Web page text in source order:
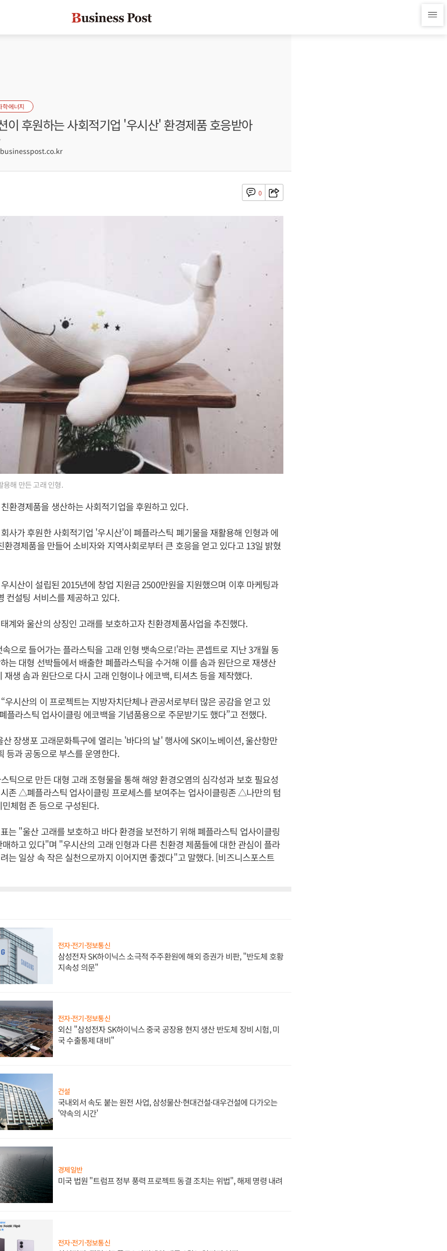
학·에너지
이 후원하는 사회적기업 '우시산' 환경제품 호응받아
0
해 만든 고래 인형.
환경제품을 생산하는 사회적기업을 후원하고 있다.
사가 후원한 사회적기업 '우시산'이 폐플라스틱 폐기물을 재활용해 인형과 에
환경제품을 만들어 소비자와 지역사회로부터 큰 호응을 얻고 있다고 13일 밝혔
시산이 설립된 2015년에 창업 지원금 2500만원을 지원했으며 이후 마케팅과
컨설팅 서비스를 제공하고 있다.
계와 울산의 상징인 고래를 보호하고자 친환경제품사업을 추진했다.
으로 들어가는 플라스틱을 고래 인형 뱃속으로!'라는 콘셉트로 지난 3개월 동
는 대형 선박들에서 배출한 폐플라스틱을 수거해 이를 솜과 원단으로 재생산
재생 솜과 원단으로 다시 고래 인형이나 에코백, 티셔츠 등을 제작했다.
우시산의 이 프로젝트는 지방자치단체나 관공서로부터 많은 공감을 얻고 있
플라스틱 업사이클링 에코백을 기념품용으로 주문받기도 했다”고 전했다.
장생포 고래문화특구에 열리는 '바다의 날' 행사에 SK이노베이션, 울산항만
등과 공동으로 부스를 운영한다.
틱으로 만든 대형 고래 조형물을 통해 해양 환경오염의 심각성과 보호 필요성
존 △폐플라스틱 업사이클링 프로세스를 보여주는 업사이클링존 △나만의 텀
체험 존 등으로 구성된다.
는 "울산 고래를 보호하고 바다 환경을 보전하기 위해 폐플라스틱 업사이클링
하고 있다"며 "우시산의 고래 인형과 다른 친환경 제품들에 대한 관심이 플라
는 일상 속 작은 실천으로까지 이어지면 좋겠다"고 말했다. [비즈니스포스트
전자·전기·정보통신
삼성전자 SK하이닉스 소극적 주주환원에 해외 증권가 비판, "반도체 호황
지속성 의문"
전자·전기·정보통신
외신 "삼성전자 SK하이닉스 중국 공장용 현지 생산 반도체 장비 시험, 미
국 수출통제 대비"
건설
국내외서 속도 붙는 원전 사업, 삼성물산·현대건설·대우건설에 다가오는
'약속의 시간'
경제일반
미국 법원 "트럼프 정부 풍력 프로젝트 동결 조치는 위법", 해제 명령 내려
전자·전기·정보통신